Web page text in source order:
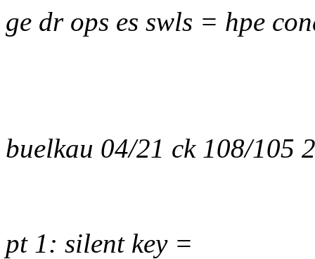
ge dr ops es swls = hpe
buelkau 04/21 ck 108/105
pt 1: silent key =